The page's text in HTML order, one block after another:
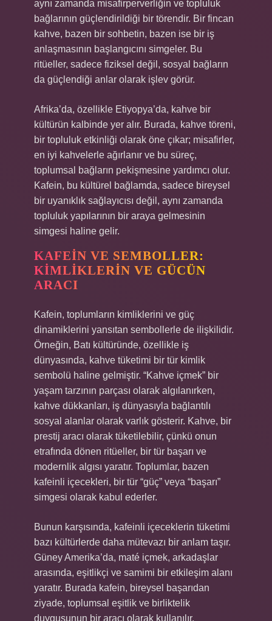
aynı zamanda misafirperverliğin ve topluluk
bağlarının güçlendirildiği bir törendir. Bir fincan
kahve, bazen bir sohbetin, bazen ise bir iş
anlaşmasının başlangıcını simgeler. Bu
ritüeller, sadece fiziksel değil, sosyal bağların
da güçlendiği anlar olarak işlev görür.
Afrika’da, özellikle Etiyopya’da, kahve bir
kültürün kalbinde yer alır. Burada, kahve töreni,
bir topluluk etkinliği olarak öne çıkar; misafirler,
en iyi kahvelerle ağırlanır ve bu süreç,
toplumsal bağların pekişmesine yardımcı olur.
Kafein, bu kültürel bağlamda, sadece bireysel
bir uyanıklık sağlayıcısı değil, aynı zamanda
topluluk yapılarının bir araya gelmesinin
simgesi haline gelir.
KAFEIN VE SEMBOLLER:
KIMLIKLERIN VE GÜCÜN
ARACI
Kafein, toplumların kimliklerini ve güç
dinamiklerini yansıtan sembollerle de ilişkilidir.
Örneğin, Batı kültüründe, özellikle iş
dünyasında, kahve tüketimi bir tür kimlik
sembolü haline gelmiştir. “Kahve içmek” bir
yaşam tarzının parçası olarak algılanırken,
kahve dükkanları, iş dünyasıyla bağlantılı
sosyal alanlar olarak varlık gösterir. Kahve, bir
prestij aracı olarak tüketilebilir, çünkü onun
etrafında dönen ritüeller, bir tür başarı ve
modernlik algısı yaratır. Toplumlar, bazen
kafeinli içecekleri, bir tür “güç” veya “başarı”
simgesi olarak kabul ederler.
Bunun karşısında, kafeinli içeceklerin tüketimi
bazı kültürlerde daha mütevazı bir anlam taşır.
Güney Amerika’da, maté içmek, arkadaşlar
arasında, eşitlikçi ve samimi bir etkileşim alanı
yaratır. Burada kafein, bireysel başarıdan
ziyade, toplumsal eşitlik ve birliktelik
duygusunun bir aracı olarak kullanılır.